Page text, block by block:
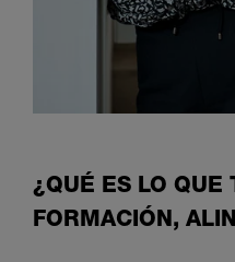
¿QUÉ ES LO QUE
FORMACIÓN,